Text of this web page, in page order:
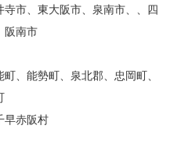
市、東大阪市、泉南市、、四
阪南市
、能勢町、泉北郡、忠岡町、
早赤阪村